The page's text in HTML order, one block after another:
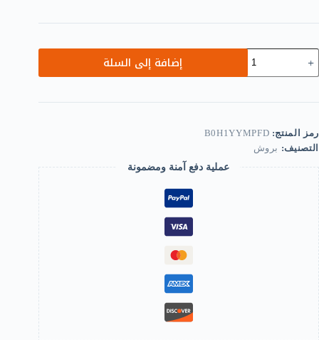
بروش
نحلة
مرصع
الراين،
تصميم
من
الكريستال
الأزرق
واللؤلؤ،
طلاء
ذهبي
عتيق،
5.2
×
3.6
سم،
مجوهرات
نسائية
إضافة إلى السلة
رمز المنتج: B0H1YYMPFD
التصنيف: بروش
عملية دفع آمنة ومضمونة